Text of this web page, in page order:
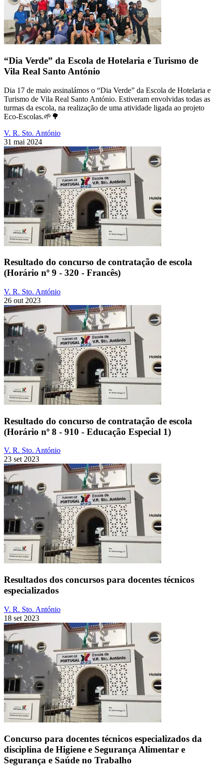
“Dia Verde” da Escola de Hotelaria e Turismo de
Vila Real Santo António
Dia 17 de maio assinalámos o “Dia Verde” da Escola de Hotelaria e
Turismo de Vila Real Santo António. Estiveram envolvidas todas as
turmas da escola, na realização de uma atividade ligada ao projeto
Eco-Escolas.🌱🌳
V. R. Sto. António
31 mai 2024
Resultado do concurso de contratação de escola
(Horário nº 9 - 320 - Francês)
V. R. Sto. António
26 out 2023
Resultado do concurso de contratação de escola
(Horário nº 8 - 910 - Educação Especial 1)
V. R. Sto. António
23 set 2023
Resultados dos concursos para docentes técnicos
especializados
V. R. Sto. António
18 set 2023
Concurso para docentes técnicos especializados da
disciplina de Higiene e Segurança Alimentar e
Segurança e Saúde no Trabalho